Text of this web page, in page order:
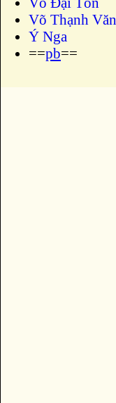
Võ Thạnh Văn
Ý Nga
==pb==